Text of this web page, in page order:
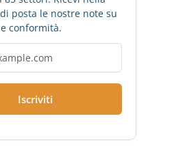
posta le nostre note su
conformità.
Iscriviti